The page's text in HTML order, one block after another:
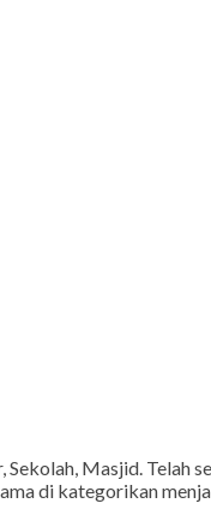
Masjid. Telah
di kategorikan